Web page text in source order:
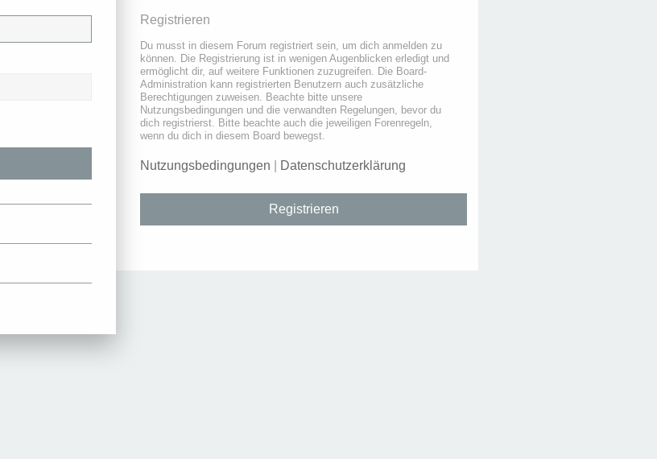
Registrieren
Du musst in diesem Forum registriert sein, um dich anmelden zu
können. Die Registrierung ist in wenigen Augenblicken erledigt und
ermöglicht dir, auf weitere Funktionen zuzugreifen. Die Board-
Administration kann registrierten Benutzern auch zusätzliche
Berechtigungen zuweisen. Beachte bitte unsere
Nutzungsbedingungen und die verwandten Regelungen, bevor du
dich registrierst. Bitte beachte auch die jeweiligen Forenregeln,
wenn du dich in diesem Board bewegst.
Nutzungsbedingungen Datenschutzerklärung
Registrieren